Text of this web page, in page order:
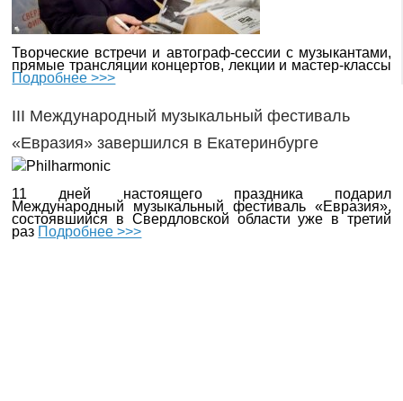
Творческие встречи и автограф-сессии с музыкантами,
прямые трансляции концертов, лекции и мастер-классы
Подробнее >>>
III Международный музыкальный фестиваль
«Евразия» завершился в Екатеринбурге
11 дней настоящего праздника подарил
Международный музыкальный фестиваль «Евразия»,
состоявшийся в Свердловской области уже в третий
раз Подробнее >>>